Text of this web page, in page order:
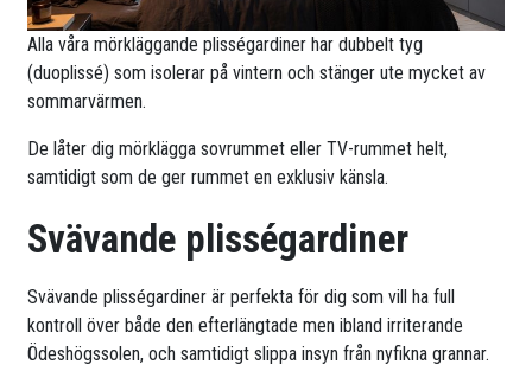
Alla våra mörkläggande plisségardiner har dubbelt tyg
(duoplissé) som isolerar på vintern och stänger ute mycket av
sommarvärmen.
De låter dig mörklägga sovrummet eller TV-rummet helt,
samtidigt som de ger rummet en exklusiv känsla.
Svävande plisségardiner
Svävande plisségardiner är perfekta för dig som vill ha full
kontroll över både den efterlängtade men ibland irriterande
Ödeshögssolen, och samtidigt slippa insyn från nyfikna grannar.